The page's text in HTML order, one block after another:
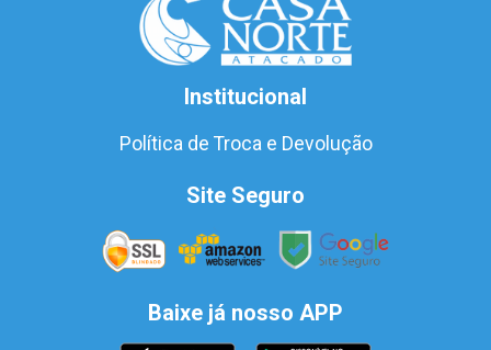
Institucional
Política de Troca e Devolução
Site Seguro
Baixe já nosso APP